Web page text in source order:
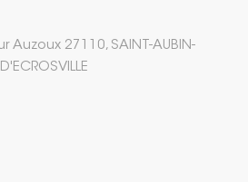
Auzoux 27110, SAINT-AUBIN-
D'ECROSVILLE